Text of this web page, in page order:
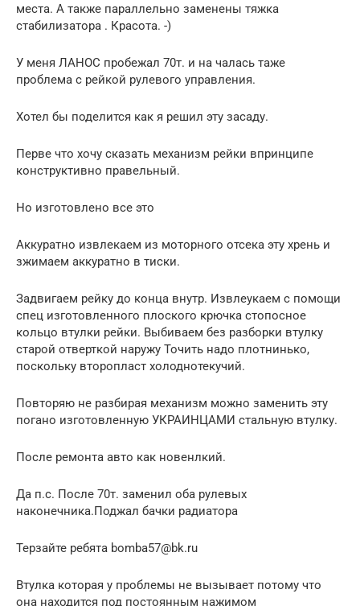
места. А также параллельно заменены тяжка
стабилизатора . Красота. -)
У меня ЛАНОС пробежал 70т. и на чалась таже
проблема с рейкой рулевого управления.
Хотел бы поделится как я решил эту засаду.
Перве что хочу сказать механизм рейки впринципе
конструктивно правельный.
Но изготовлено все это
Аккуратно извлекаем из моторного отсека эту хрень и
зжимаем аккуратно в тиски.
Задвигаем рейку до конца внутр. Извлеукаем с помощи
спец изготовленного плоского крючка стопосное
кольцо втулки рейки. Выбиваем без разборки втулку
старой отверткой наружу Точить надо плотнинько,
поскольку второпласт холоднотекучий.
Повторяю не разбирая механизм можно заменить эту
погано изготовленную УКРАИНЦАМИ стальную втулку.
После ремонта авто как новенлкий.
Да п.с. После 70т. заменил оба рулевых
наконечника.Поджал бачки радиатора
Терзайте ребята bomba57@bk.ru
Втулка которая у проблемы не вызывает потому что
она находится под постоянным нажимом